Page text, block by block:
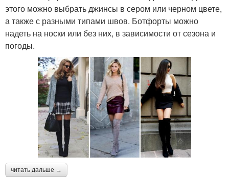
этого можно выбрать джинсы в сером или черном цвете,
а также с разными типами швов. Ботфорты можно
надеть на носки или без них, в зависимости от сезона и
погоды.
читать дальше →